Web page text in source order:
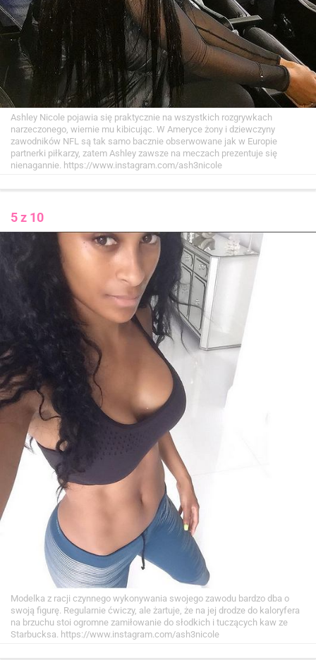
Ashley Nicole pojawia się praktycznie na wszystkich rozgrywkach
narzeczonego, wiernie mu kibicując. W Ameryce żony i dziewczyny
zawodników NFL są tak samo bacznie obserwowane jak w Europie
partnerki piłkarzy, zatem Ashley zawsze na meczach prezentuje się
nienagannie. https://www.instagram.com/ash3nicole
5 z 10
Modelka z racji czynnego wykonywania swojego zawodu bardzo dba o
swoją figurę. Regularnie ćwiczy, ale żartuje, że na jej drodze do kaloryfera
na brzuchu stoi ogromne zamiłowanie do słodkich i tuczących kaw ze
Starbucksa. https://www.instagram.com/ash3nicole